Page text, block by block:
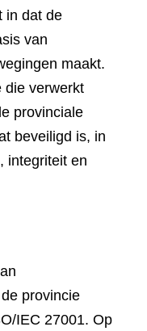
in dat de
van
maakt.
die verwerkt
provinciale
beveiligd is, in
integriteit en
provincie
IEC 27001. Op